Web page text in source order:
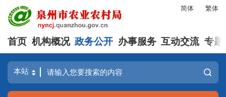
简体 繁体
首页 机构概况 政务公开 办事服务 互动交流 专题